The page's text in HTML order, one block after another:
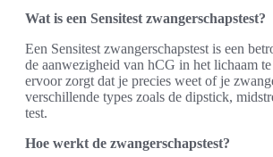
Wat is een Sensitest zwangerschapstest?
Een Sensitest zwangerschapstest is een
de aanwezigheid van hCG in het lichaam
ervoor zorgt dat je precies weet of je
verschillende types zoals de dipstick,
test.
Hoe werkt de zwangerschapstest?